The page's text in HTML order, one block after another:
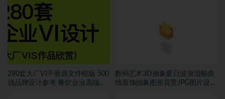
280套大厂VI手册源文件模版 500
强品牌设计参考 餐饮企业高端矢
数码艺术3D抽象夏日波浪流畅曲
线装饰抽象图形背景JPG图片设计